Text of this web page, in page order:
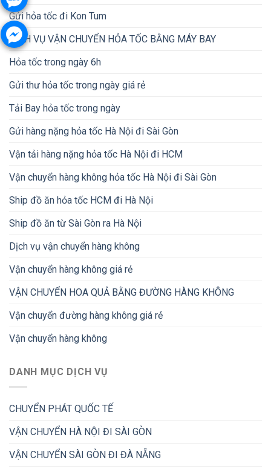
Gửi hỏa tốc đi Kon Tum
DỊCH VỤ VẬN CHUYỂN HỎA TỐC BẰNG MÁY BAY
Hỏa tốc trong ngày 6h
Gửi thư hỏa tốc trong ngày giá rẻ
Tải Bay hỏa tốc trong ngày
Gửi hàng nặng hỏa tốc Hà Nội đi Sài Gòn
Vận tải hàng nặng hỏa tốc Hà Nội đi HCM
Vận chuyển hàng không hỏa tốc Hà Nội đi Sài Gòn
Ship đồ ăn hỏa tốc HCM đi Hà Nội
Ship đồ ăn từ Sài Gòn ra Hà Nội
Dịch vụ vận chuyển hàng không
Vận chuyển hàng không giá rẻ
VẬN CHUYỂN HOA QUẢ BẰNG ĐƯỜNG HÀNG KHÔNG
Vận chuyển đường hàng không giá rẻ
Vận chuyển hàng không
DANH MỤC DỊCH VỤ
CHUYỂN PHÁT QUỐC TẾ
VẬN CHUYỂN HÀ NỘI ĐI SÀI GÒN
VẬN CHUYỂN SÀI GÒN ĐI ĐÀ NẴNG